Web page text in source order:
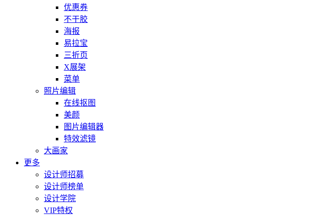
优惠券
不干胶
海报
易拉宝
三折页
X展架
菜单
照片编辑
在线抠图
美颜
图片编辑器
特效滤镜
大画家
更多
设计师招募
设计师榜单
设计学院
VIP特权